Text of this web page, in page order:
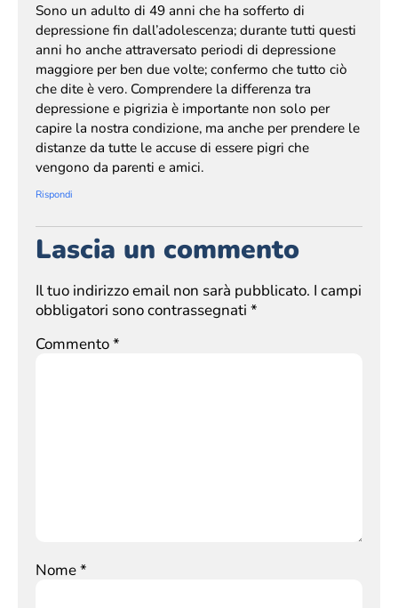
Sono un adulto di 49 anni che ha sofferto di
depressione fin dall’adolescenza; durante tutti questi
anni ho anche attraversato periodi di depressione
maggiore per ben due volte; confermo che tutto ciò
che dite è vero. Comprendere la differenza tra
depressione e pigrizia è importante non solo per
capire la nostra condizione, ma anche per prendere le
distanze da tutte le accuse di essere pigri che
vengono da parenti e amici.
Rispondi
Lascia un commento
Il tuo indirizzo email non sarà pubblicato. I campi
obbligatori sono contrassegnati *
Commento*
Nome*